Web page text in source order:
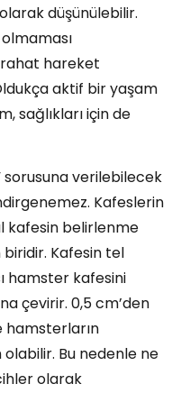
düşünülebilir.
hareket
aktif bir yaşam
sağlıkları için de
sorusuna verilebilecek
Kafeslerin
kafesin belirlenme
Kafesin tel
hamster kafesini
çevirir. 0,5 cm’den
hamsterların
olabilir. Bu nedenle ne
olarak